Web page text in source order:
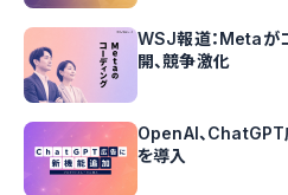
WSJ報道：Metaが
開、競争激化
OpenAI、ChatGPT
を導入